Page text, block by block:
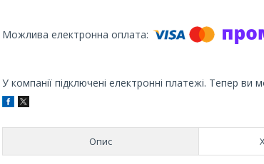
У компанії підключені електронні платежі. Тепер
Опис